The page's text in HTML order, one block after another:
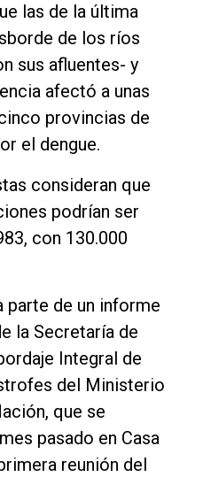
las de la última
de los ríos
sus afluentes- y
afectó a unas
provincias de
el dengue.
consideran que
podrían ser
con 130.000
parte de un informe
la Secretaría de
Integral de
del Ministerio
que se
pasado en Casa
reunión del